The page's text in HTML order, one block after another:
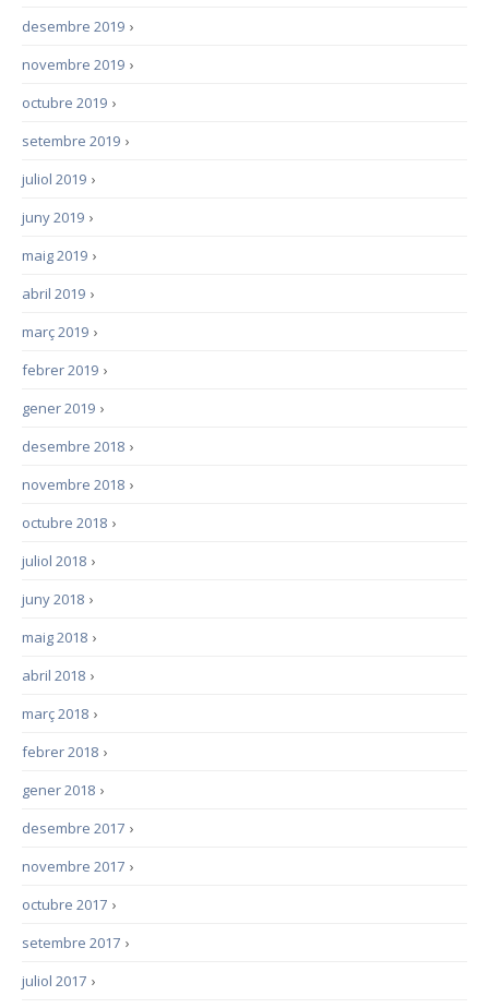
›
desembre 2019
›
novembre 2019
›
octubre 2019
›
setembre 2019
›
juliol 2019
›
juny 2019
›
maig 2019
›
abril 2019
›
març 2019
›
febrer 2019
›
gener 2019
›
desembre 2018
›
novembre 2018
›
octubre 2018
›
juliol 2018
›
juny 2018
›
maig 2018
›
abril 2018
›
març 2018
›
febrer 2018
›
gener 2018
›
desembre 2017
›
novembre 2017
›
octubre 2017
›
setembre 2017
›
juliol 2017